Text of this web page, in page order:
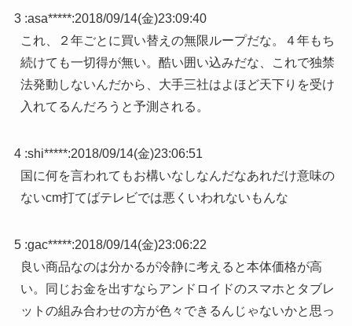
3 :asa*****:2018/09/14(金)23:09:40
これ、２年ごとに買い替えの無限ループだな。４年もち
続けても一切得が無い。酷い囲い込みだな、これで独禁
法発動しないんだから、大手三社はよほど天下りを受け
入れてるんだろうと予測される。
4 :shi*****:2018/09/14(金)23:06:51
国に何を言われてもお構いなしなんだなあれだけ意味の
ないcm打てばテレビでは悪くいわれないもんな
5 :gac*****:2018/09/14(金)23:06:22
良い商品なのは分かるが冷静に考えると本体価格が高
い。同じお金を出すならアンドロイドのスマホとタブレ
ットの組み合わせの方が色々できるんじゃないかと思っ